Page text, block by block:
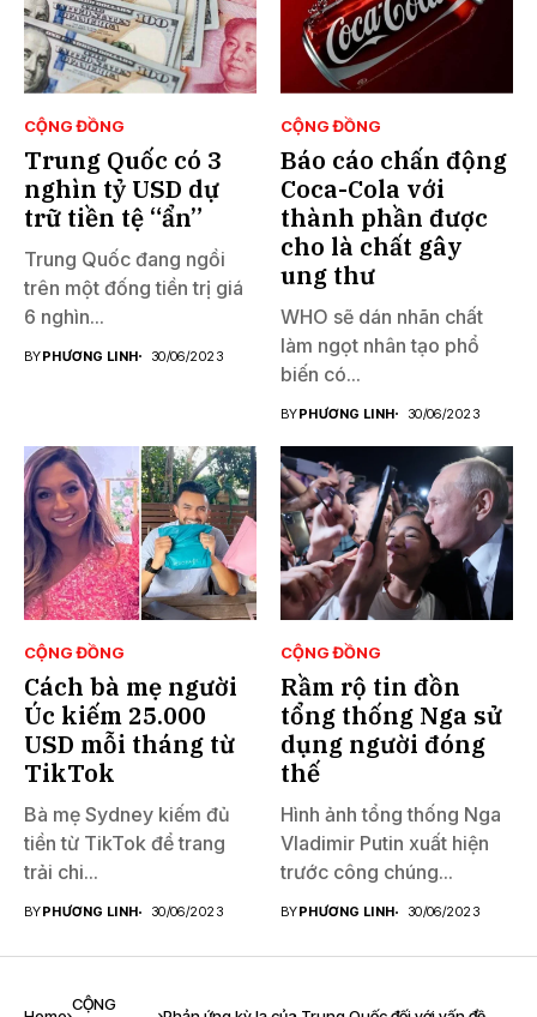
CỘNG ĐỒNG
Trung Quốc có 3
nghìn tỷ USD dự
trữ tiền tệ “ẩn”
Trung Quốc đang ngồi
trên một đống tiền trị giá
6 nghìn...
BYPHƯƠNG LINH 30/06/2023
CỘNG ĐỒNG
Báo cáo chấn động
Coca-Cola với
thành phần được
cho là chất gây
ung thư
WHO sẽ dán nhãn chất
làm ngọt nhân tạo phổ
biến có...
BYPHƯƠNG LINH 30/06/2023
CỘNG ĐỒNG
Cách bà mẹ người
Úc kiếm 25.000
USD mỗi tháng từ
TikTok
Bà mẹ Sydney kiếm đủ
tiền từ TikTok để trang
trải chi...
BYPHƯƠNG LINH 30/06/2023
CỘNG ĐỒNG
Rầm rộ tin đồn
tổng thống Nga sử
dụng người đóng
thế
Hình ảnh tổng thống Nga
Vladimir Putin xuất hiện
trước công chúng...
BYPHƯƠNG LINH 30/06/2023
CỘNG